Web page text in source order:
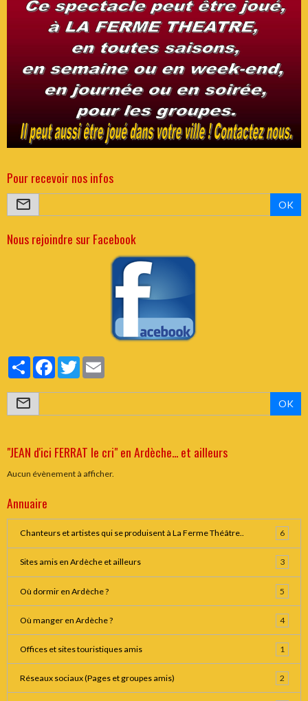
Pour recevoir nos infos
OK
Nous rejoindre sur Facebook
PartagerFacebookTwitter
OK
"JEAN d'ici FERRAT le cri" en Ardèche... et ailleurs
Aucun évènement à afficher.
Annuaire
Chanteurs et artistes qui se produisent à La Ferme Théâtre.. 6
Sites amis en Ardèche et ailleurs 3
Où dormir en Ardèche ? 5
Où manger en Ardèche ? 4
Offices et sites touristiques amis 1
Réseaux sociaux (Pages et groupes amis) 2